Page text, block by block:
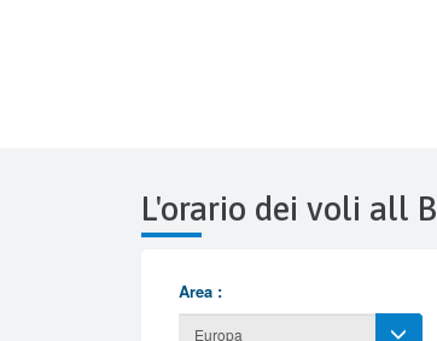
L'orario dei voli all